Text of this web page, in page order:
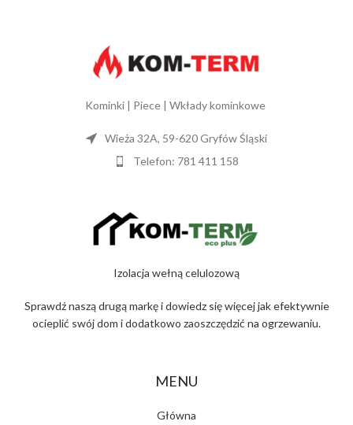
Kominki | Piece | Wkłady kominkowe
Wieża 32A, 59-620 Gryfów Śląski
Telefon: 781 411 158
Izolacja wełną celulozową
Sprawdź naszą drugą markę i dowiedz się więcej jak efektywnie
ocieplić swój dom i dodatkowo zaoszczędzić na ogrzewaniu.
MENU
Główna